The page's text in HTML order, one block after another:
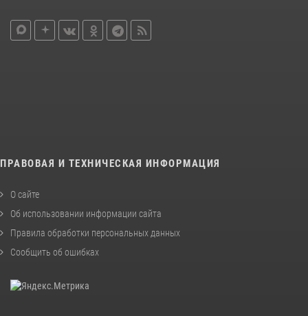
ПРАВОВАЯ И ТЕХНИЧЕСКАЯ ИНФОРМАЦИЯ
О сайте
Об использовании информации сайта
Правила обработки персональных данных
Сообщить об ошибках